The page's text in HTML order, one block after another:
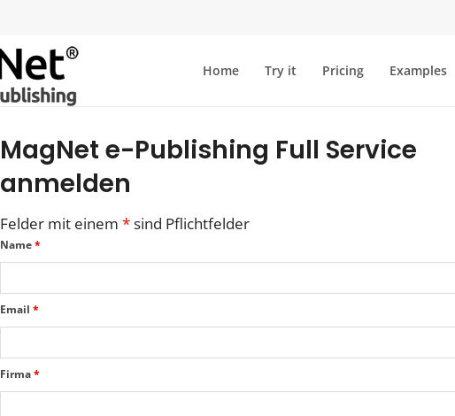
Home Try it Pricing Examples
MagNet e-Publishing Full Service
anmelden
Felder mit einem *sind Pflichtfelder
Name*
Email *
Firma*